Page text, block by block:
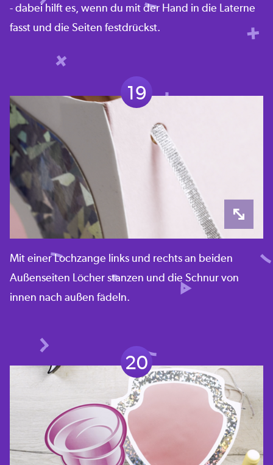
- dabei hilft es, wenn du mit der Hand in die Laterne
fasst und die Seiten festdrückst.
19
Mit einer Lochzange links und rechts an beiden
Außenseiten Löcher stanzen und die Schnur von
innen nach außen fädeln.
20